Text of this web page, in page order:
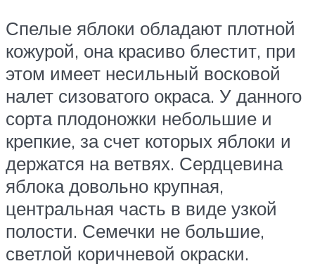
Спелые яблоки обладают плотной
кожурой, она красиво блестит, при
этом имеет несильный восковой
налет сизоватого окраса. У данного
сорта плодоножки небольшие и
крепкие, за счет которых яблоки и
держатся на ветвях. Сердцевина
яблока довольно крупная,
центральная часть в виде узкой
полости. Семечки не большие,
светлой коричневой окраски.